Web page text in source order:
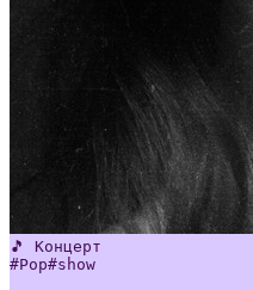
🎵 Концерт
#Pop#show